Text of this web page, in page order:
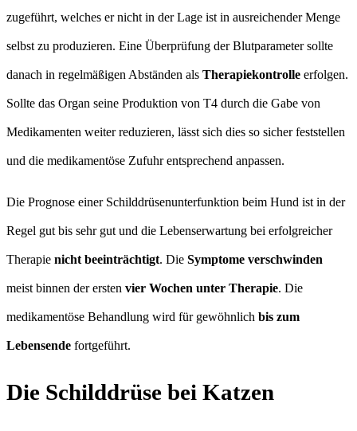
zugeführt, welches er nicht in der Lage ist in ausreichender Menge
selbst zu produzieren. Eine Überprüfung der Blutparameter sollte
danach in regelmäßigen Abständen als Therapiekontrolle erfolgen.
Sollte das Organ seine Produktion von T4 durch die Gabe von
Medikamenten weiter reduzieren, lässt sich dies so sicher feststellen
und die medikamentöse Zufuhr entsprechend anpassen.
Die Prognose einer Schilddrüsenunterfunktion beim Hund ist in der
Regel gut bis sehr gut und die Lebenserwartung bei erfolgreicher
Therapie nicht beeinträchtigt. Die Symptome verschwinden
meist binnen der ersten vier Wochen unter Therapie. Die
medikamentöse Behandlung wird für gewöhnlich bis zum
Lebensende fortgeführt.
Die Schilddrüse bei Katzen